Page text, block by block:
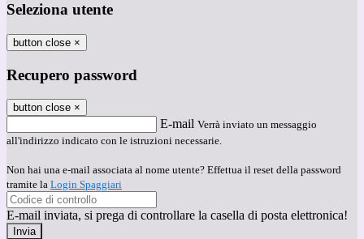
Seleziona utente
button close ×
Recupero password
button close ×
E-mail Verrà inviato un messaggio
all'indirizzo indicato con le istruzioni necessarie.
Non hai una e-mail associata al nome utente? Effettua il reset della password
tramite la Login Spaggiari
E-mail inviata, si prega di controllare la casella di posta elettronica!